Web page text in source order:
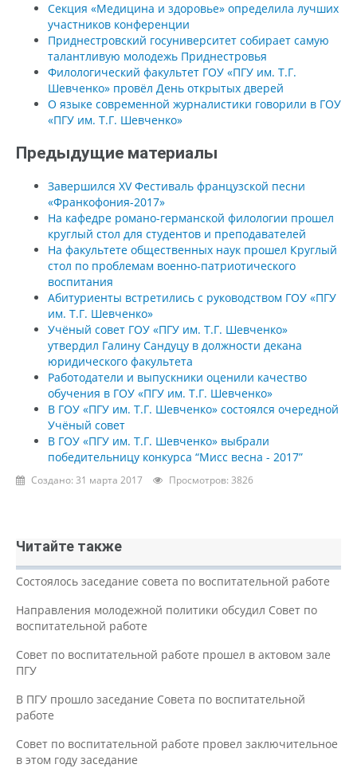
Секция «Медицина и здоровье» определила лучших
участников конференции
Приднестровский госуниверситет собирает самую
талантливую молодежь Приднестровья
Филологический факультет ГОУ «ПГУ им. Т.Г.
Шевченко» провёл День открытых дверей
О языке современной журналистики говорили в ГОУ
«ПГУ им. Т.Г. Шевченко»
Предыдущие материалы
Завершился XV Фестиваль французской песни
«Франкофония-2017»
На кафедре романо-германской филологии прошел
круглый стол для студентов и преподавателей
На факультете общественных наук прошел Круглый
стол по проблемам военно-патриотического
воспитания
Абитуриенты встретились с руководством ГОУ «ПГУ
им. Т.Г. Шевченко»
Учёный совет ГОУ «ПГУ им. Т.Г. Шевченко»
утвердил Галину Сандуцу в должности декана
юридического факультета
Работодатели и выпускники оценили качество
обучения в ГОУ «ПГУ им. Т.Г. Шевченко»
В ГОУ «ПГУ им. Т.Г. Шевченко» состоялся очередной
Учёный совет
В ГОУ «ПГУ им. Т.Г. Шевченко» выбрали
победительницу конкурса “Мисс весна - 2017”
Создано: 31 марта 2017 Просмотров: 3826
Читайте также
Состоялось заседание совета по воспитательной работе
Направления молодежной политики обсудил Совет по
воспитательной работе
Совет по воспитательной работе прошел в актовом зале
ПГУ
В ПГУ прошло заседание Совета по воспитательной
работе
Совет по воспитательной работе провел заключительное
в этом году заседание